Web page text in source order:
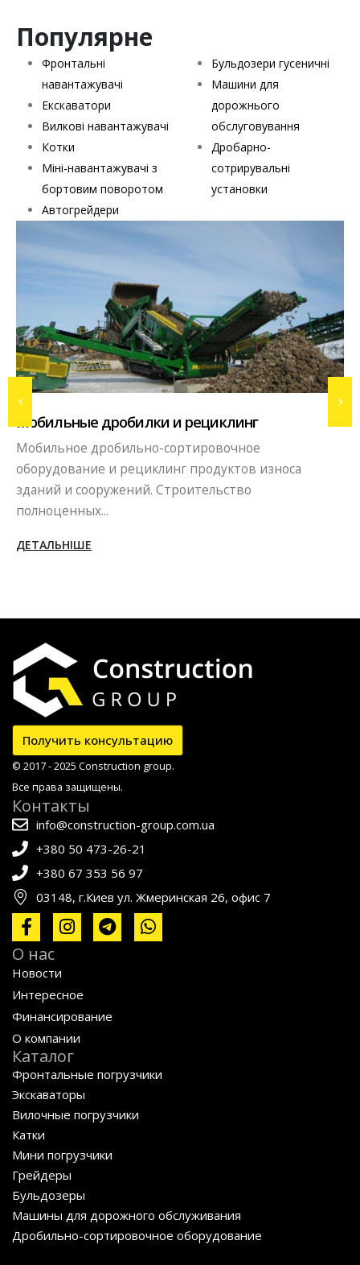
Популярне
Фронтальні
навантажувачі
Екскаватори
Вилкові навантажувачі
Котки
Міні-навантажувачі з
бортовим поворотом
Автогрейдери
Бульдозери гусеничні
Машини для
дорожнього
обслуговування
Дробарно-
сотрирувальні
установки
и рециклинг
сортировочное
и рециклинг продуктов износа
Строительство
Бизнес в сфере
бордюров,
Получить консультацию
© 2017 - 2025 Construction group.
Все права защищены.
Контакты
info@construction-group.com.ua
+380 50 473-26-21
+380 67 353 56 97
03148, г.Киев ул. Жмеринская 26, офис 7
О нас
Новости
Интересное
Финансирование
О компании
Каталог
Фронтальные погрузчики
Экскаваторы
Вилочные погрузчики
Катки
Мини погрузчики
Грейдеры
Бульдозеры
Машины для дорожного обслуживания
Дробильно-сортировочное оборудование